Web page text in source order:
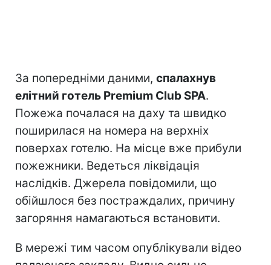
За попередніми даними, спалахнув
елітний готель Premium Club SPA.
Пожежа почалася на даху та швидко
поширилася на номера на верхніх
поверхах готелю. На місце вже прибули
пожежники. Ведеться ліквідація
наслідків. Джерела повідомили, що
обійшлося без постраждалих, причину
загоряння намагаються встановити.
В мережі тим часом опублікували відео